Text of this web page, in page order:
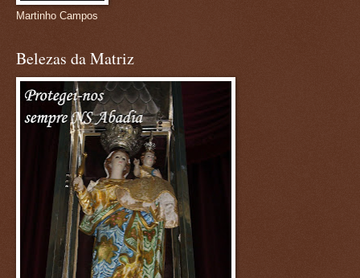
Martinho Campos
Belezas da Matriz